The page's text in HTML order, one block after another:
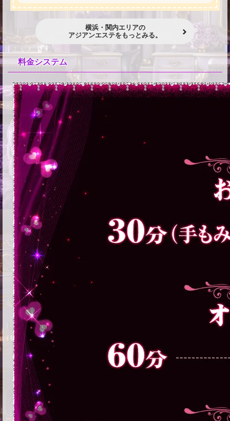
横浜・関内エリアの
アジアンエステをもっとみる。
料金システム